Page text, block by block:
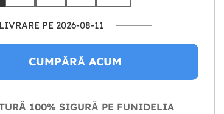
LIVRARE PE 2026-08-11
CUMPĂRĂ ACUM
100% SIGURĂ PE FUNIDELIA